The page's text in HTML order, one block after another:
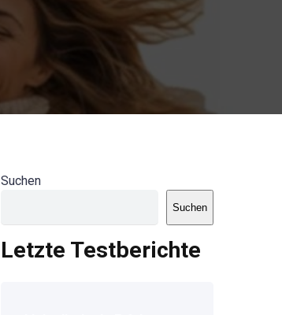
Suchen
Suchen
Letzte Testberichte